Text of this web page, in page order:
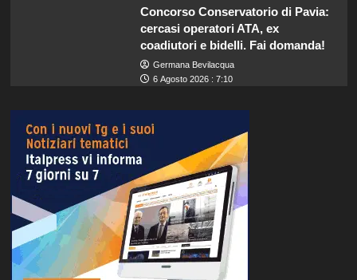
Concorso Conservatorio di Pavia:
cercasi operatori ATA, ex
coadiutori e bidelli. Fai domanda!
Germana Bevilacqua
6 Agosto 2026 : 7:10